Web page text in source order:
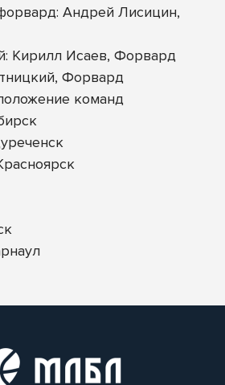
Андрей Лисицин,
Кирилл Исаев, Форвард
Форвард
команд